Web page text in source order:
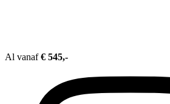
Al vanaf€ 545,-